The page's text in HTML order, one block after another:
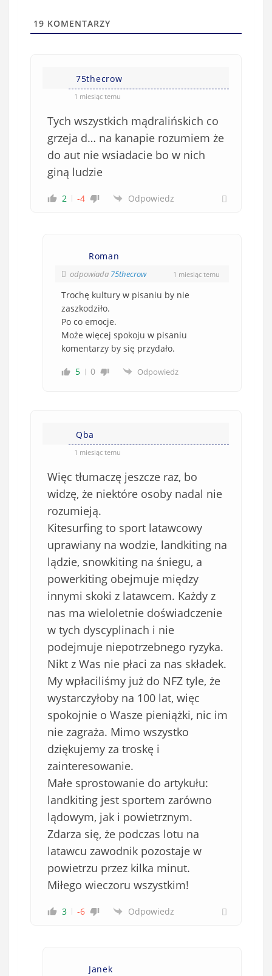
w
(
19 KOMENTARZY
75thecrow
1 miesiąc temu
Tych wszystkich mądralińskich co
grzeja d… na kanapie rozumiem że
do aut nie wsiadacie bo w nich
giną ludzie
2 -4 Odpowiedz
Roman
odpowiada 75thecrow 1 miesiąc temu
Trochę kultury w pisaniu by nie
zaszkodziło.
Po co emocje.
Może więcej spokoju w pisaniu
komentarzy by się przydało.
5
0 Odpowiedz
Qba
1 miesiąc temu
Więc tłumaczę jeszcze raz, bo
widzę, że niektóre osoby nadal nie
rozumieją.
Kitesurfing to sport latawcowy
uprawiany na wodzie, landkiting na
lądzie, snowkiting na śniegu, a
powerkiting obejmuje między
innymi skoki z latawcem. Każdy z
nas ma wieloletnie doświadczenie
w tych dyscyplinach i nie
podejmuje niepotrzebnego ryzyka.
Nikt z Was nie płaci za nas składek.
My wpłaciliśmy już do NFZ tyle, że
wystarczyłoby na 100 lat, więc
spokojnie o Wasze pieniążki, nic im
nie zagraża. Mimo wszystko
dziękujemy za troskę i
zainteresowanie.
Małe sprostowanie do artykułu:
landkiting jest sportem zarówno
lądowym, jak i powietrznym.
Zdarza się, że podczas lotu na
latawcu zawodnik pozostaje w
powietrzu przez kilka minut.
Miłego wieczoru wszystkim!
3 -6 Odpowiedz
Janek